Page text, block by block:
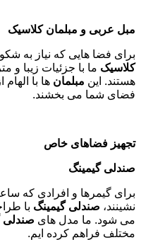
مبل عربی و مبلمان کلاسیک
برای فضا هایی که نیاز به
کلاسیک ما با جزئیات زیبا و
هستند. این مبلمان ها با
فضای شما می بخشند.
تجهیز فضاهای خاص
صندلی گیمینگ
برای گیمرها و افرادی که
نشینند، صندلی گیمینگ با
می شود. ما مدل های صندلی
مختلف فراهم کرده ایم.